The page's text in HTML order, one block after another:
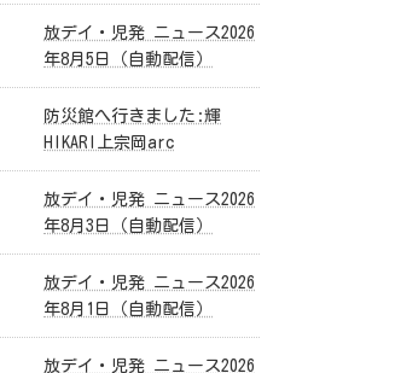
放デイ・児発 ニュース2026
年8月5日（自動配信）
防災館へ行きました:輝
HIKARI上宗岡arc
放デイ・児発 ニュース2026
年8月3日（自動配信）
放デイ・児発 ニュース2026
年8月1日（自動配信）
放デイ・児発 ニュース2026